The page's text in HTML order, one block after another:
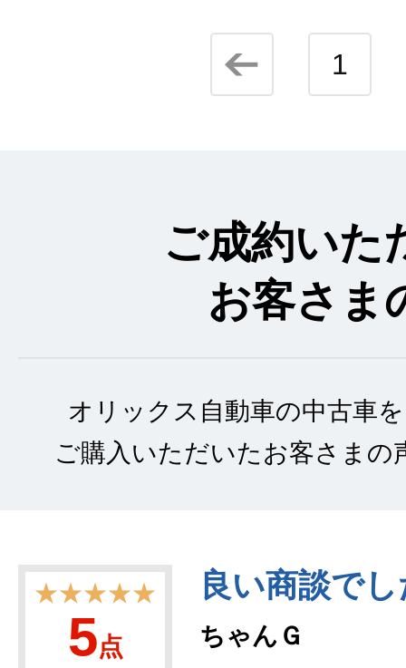
1
ご成約いた
お客さま
オリックス自動車の中古車
ご購入いただいたお客さまの
★★★★★
5点
良い商談で
ちゃんＧ